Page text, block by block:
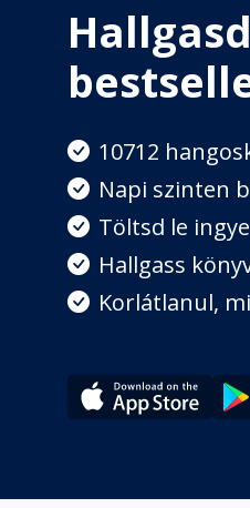
10712
Napi szinten
Töltsd le
Hallgass
Korlátlanul,